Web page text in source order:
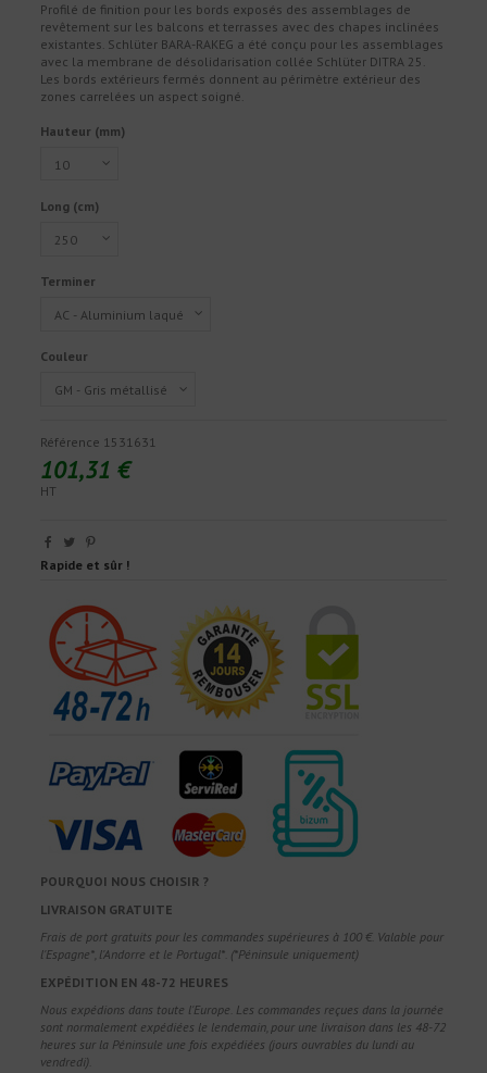
Profilé de finition pour les bords exposés des assemblages de
revêtement sur les balcons et terrasses avec des chapes inclinées
existantes. Schlüter BARA-RAKEG a été conçu pour les assemblages
avec la membrane de désolidarisation collée Schlüter DITRA 25.
Les bords extérieurs fermés donnent au périmètre extérieur des
zones carrelées un aspect soigné.
Hauteur (mm)
Long (cm)
Terminer
Couleur
Référence 1531631
101,31 €
HT
Rapide et sûr !
POURQUOI NOUS CHOISIR ?
LIVRAISON GRATUITE
Frais de port gratuits pour les commandes supérieures à 100 €. Valable pour
l'Espagne*, l'Andorre et le Portugal*. (*Péninsule uniquement)
EXPÉDITION EN 48-72 HEURES
Nous expédions dans toute l'Europe. Les commandes reçues dans la journée
sont normalement expédiées le lendemain, pour une livraison dans les 48-72
heures sur la Péninsule une fois expédiées (jours ouvrables du lundi au
vendredi).